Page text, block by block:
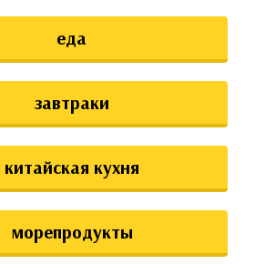
еда
завтраки
китайская кухня
морепродукты